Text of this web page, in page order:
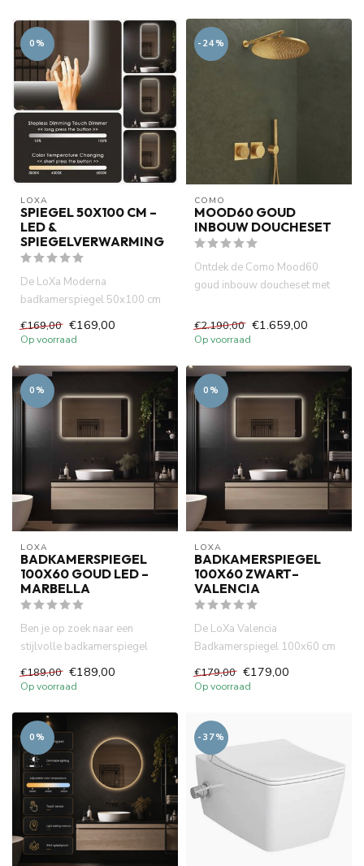
0%
LOXA
SPIEGEL 50X100 CM –
LED &
SPIEGELVERWARMING
De LoXa Moderna
badkamerspiegel 50x100 cm
combineert een modern
verticaal design...
€169,00 €169,00
Op voorraad
-24%
COMO
MOOD60 GOUD
INBOUW DOUCHESET
Ontdek de Como Mood60
goud inbouw doucheset met
regendouc...
€2.190,00 €1.659,00
Op voorraad
0%
LOXA
BADKAMERSPIEGEL
100X60 GOUD LED –
MARBELLA
Ben je op zoek naar een
stijlvolle badkamerspiegel
100x60 cm? De LoXa Marbella
c...
€189,00 €189,00
Op voorraad
0%
LOXA
BADKAMERSPIEGEL
100X60 ZWART–
VALENCIA
De LoXa Valencia
Badkamerspiegel 100x60 cm
is een stijlvolle combinatie van
desi...
€179,00 €179,00
Op voorraad
0% -37%